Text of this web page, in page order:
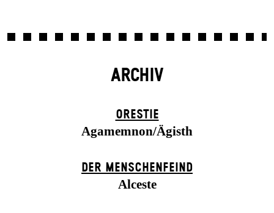
ARCHIV
ORESTIE
Agamemnon/Ägisth
DER MENSCHENFEIND
Alceste